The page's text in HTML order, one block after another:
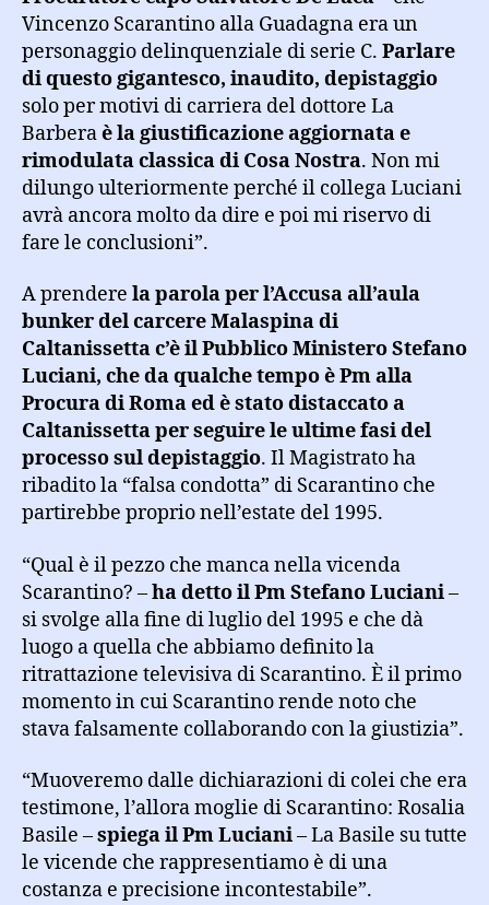
Vincenzo Scarantino alla Guadagna era un
personaggio delinquenziale di serie C. Parlare
di questo gigantesco, inaudito, depistaggio
solo per motivi di carriera del dottore La
Barberaè la giustificazione aggiornata e
rimodulata classica di Cosa Nostra. Non mi
dilungo ulteriormente perché il collega Luciani
avrà ancora molto da dire e poi mi riservo di
fare le conclusioni”.
A prendere la parola per l’Accusa all’aula
bunker del carcere Malaspina di
Caltanissetta c’è il Pubblico Ministero Stefano
Luciani, che da qualche tempo è Pm alla
Procura di Roma ed è stato distaccato a
Caltanissetta per seguire le ultime fasi del
processo sul depistaggio. Il Magistrato ha
ribadito la “falsa condotta” di Scarantino che
partirebbe proprio nell’estate del 1995.
“Qual è il pezzo che manca nella vicenda
Scarantino? –ha detto il Pm Stefano Luciani–
si svolge alla fine di luglio del 1995 e che dà
luogo a quella che abbiamo definito la
ritrattazione televisiva di Scarantino. È il primo
momento in cui Scarantino rende noto che
stava falsamente collaborando con la giustizia”.
“Muoveremo dalle dichiarazioni di colei che era
testimone, l’allora moglie di Scarantino: Rosalia
Basile –spiega il Pm Luciani– La Basile su tutte
le vicende che rappresentiamo è di una
costanza e precisione incontestabile”.